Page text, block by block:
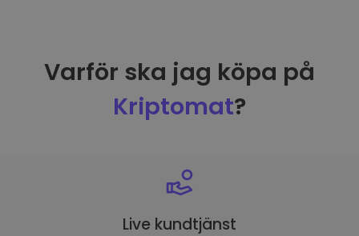
Varför ska jag köpa på
Kriptomat?
Live kundtjänst